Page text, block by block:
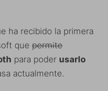
ha recibido la primera
que permite
para poder usarlo
actualmente.